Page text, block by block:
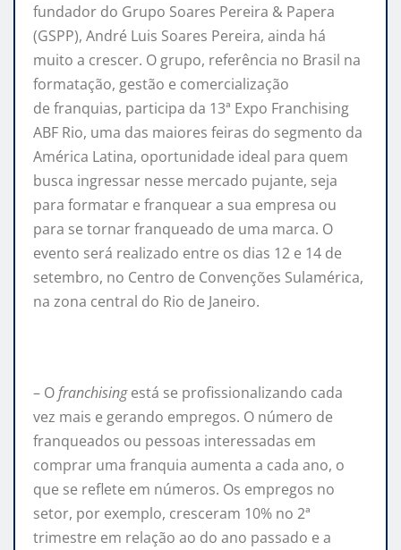
fundador do Grupo Soares Pereira & Papera
(GSPP), André Luis Soares Pereira, ainda há
muito a crescer. O grupo, referência no Brasil na
formatação, gestão e comercialização
de franquias, participa da 13ª Expo Franchising
ABF Rio, uma das maiores feiras do segmento da
América Latina, oportunidade ideal para quem
busca ingressar nesse mercado pujante, seja
para formatar e franquear a sua empresa ou
para se tornar franqueado de uma marca. O
evento será realizado entre os dias 12 e 14 de
setembro, no Centro de Convenções Sulamérica,
na zona central do Rio de Janeiro.
– Ofranchisingestá se profissionalizando cada
vez mais e gerando empregos. O número de
franqueados ou pessoas interessadas em
comprar uma franquia aumenta a cada ano, o
que se reflete em números. Os empregos no
setor, por exemplo, cresceram 10% no 2ª
trimestre em relação ao do ano passado e a